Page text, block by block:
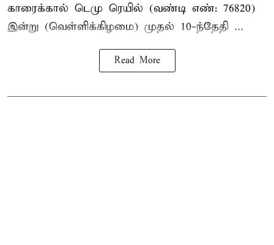
காரைக்கால் டெமு ரெயில் (வண்டி எண்: 76820)
இன்று (வெள்ளிக்கிழமை) முதல் 10-ந்தேதி ...
Read More